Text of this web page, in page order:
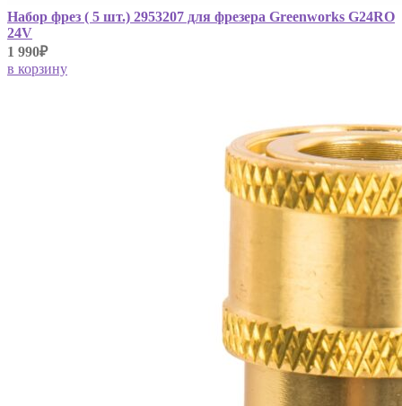
Набор фрез ( 5 шт.) 2953207 для фрезера Greenworks G24RO
24V
1 990₽
в корзину